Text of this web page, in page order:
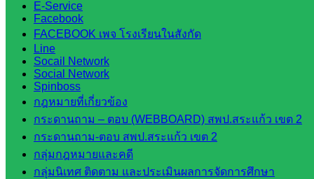
E-Service
Facebook
FACEBOOK เพจ โรงเรียนในสังกัด
Line
Socail Network
Social Network
Spinboss
กฎหมายที่เกี่ยวข้อง
กระดานถาม – ตอบ (WEBBOARD) สพป.สระแก้ว เขต 2
กระดานถาม-ตอบ สพป.สระแก้ว เขต 2
กลุ่มกฎหมายและคดี
กลุ่มนิเทศ ติดตาม และประเมินผลการจัดการศึกษา
วังน้ำเย็น
กศน.สระแก้ว
เว็บไซต์
กลุ่มงาน
ใน
สำนักงาน